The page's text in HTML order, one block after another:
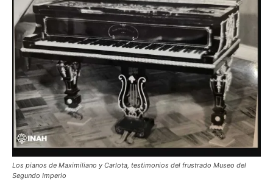
Los pianos de Maximiliano y Carlota, testimonios del frustrado Museo del
Segundo Imperio